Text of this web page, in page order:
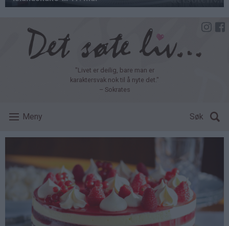
"Livet er deilig, bare man er
karaktersvak nok til å nyte det."
– Sokrates
Meny Søk